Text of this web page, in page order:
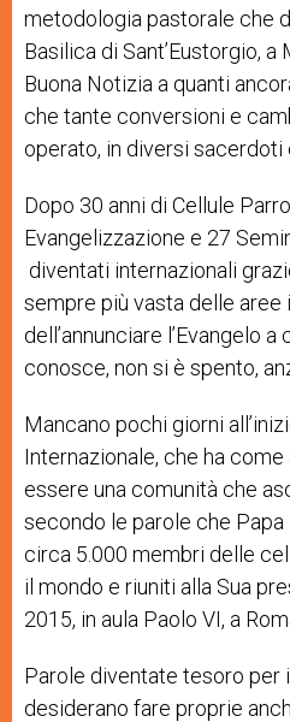
metodologia pastorale che
Basilica di Sant’Eustorgio, a
Buona Notizia a quanti
che tante conversioni e
operato, in diversi sacerdoti
Dopo 30 anni di Cellule
Evangelizzazione e 27
diventati internazionali
sempre più vasta delle
dell’annunciare l’Evangelo a
conosce, non si è spento,
Mancano pochi giorni
Internazionale, che ha
essere una comunità che
secondo le parole che
circa 5.000 membri delle
il mondo e riuniti alla Sua
2015, in aula Paolo VI, a
Parole diventate tesoro per i
desiderano fare proprie